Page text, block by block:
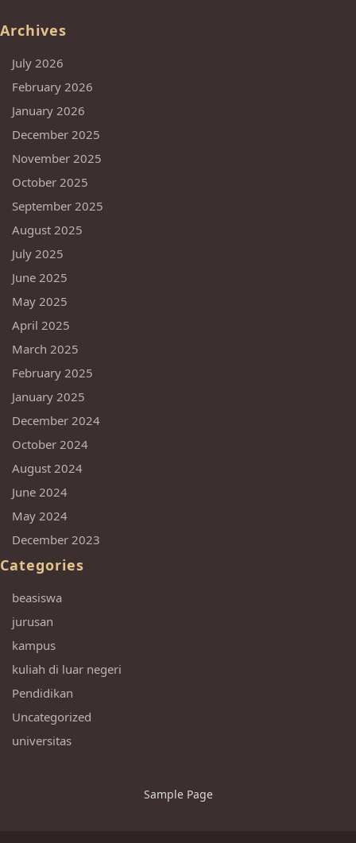
Archives
July 2026
February 2026
January 2026
December 2025
November 2025
October 2025
September 2025
August 2025
July 2025
June 2025
May 2025
April 2025
March 2025
February 2025
January 2025
December 2024
October 2024
August 2024
June 2024
May 2024
December 2023
Categories
beasiswa
jurusan
kampus
kuliah di luar negeri
Pendidikan
Uncategorized
universitas
Sample Page